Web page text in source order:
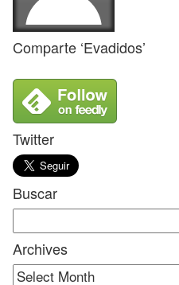
Comparte ‘Evadidos’
Twitter
Buscar
Search
for:
Archives